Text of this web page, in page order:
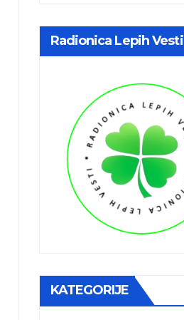
Radionica Lepih Vesti
KATEGORIJE